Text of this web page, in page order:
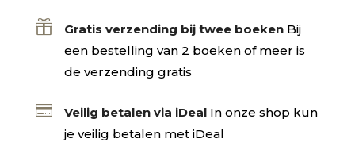
 Gratis verzending bij twee boeken Bij
een bestelling van 2 boeken of meer is
de verzending gratis
 Veilig betalen via iDeal In onze shop kun
je veilig betalen met iDeal